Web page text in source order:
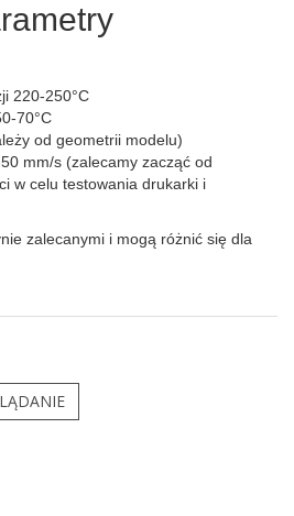
220-250°C
70°C
od geometrii modelu)
mm/s (zalecamy zacząć od
w celu testowania drukarki i
zalecanymi i mogą różnić się dla